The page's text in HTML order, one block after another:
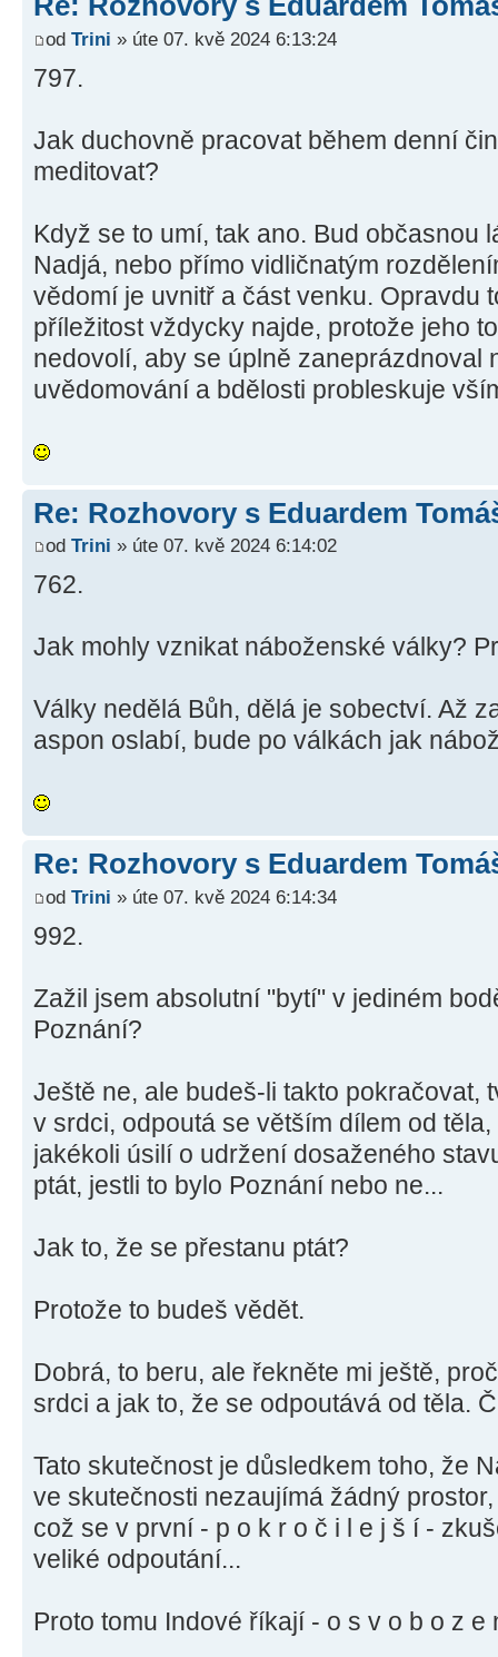
od Trini » úte 07. kvě 2024 6:13:24
797.
Jak duchovně pracovat během denní
meditovat?
Když se to umí, tak ano. Bud občasnou
Nadjá, nebo přímo vidličnatým
vědomí je uvnitř a část venku. Opravdu
příležitost vždycky najde, protože jeho
nedovolí, aby se úplně zaneprázdnoval
uvědomování a bdělosti probleskuje
Re: Rozhovory s Eduardem
od Trini » úte 07. kvě 2024 6:14:02
762.
Jak mohly vznikat náboženské války?
Války nedělá Bůh, dělá je sobectví. Až
aspon oslabí, bude po válkách jak
Re: Rozhovory s Eduardem
od Trini » úte 07. kvě 2024 6:14:34
992.
Zažil jsem absolutní "bytí" v jediném
Poznání?
Ještě ne, ale budeš-li takto pokračovat,
v srdci, odpoutá se větším dílem od
jakékoli úsilí o udržení dosaženého
ptát, jestli to bylo Poznání nebo ne...
Jak to, že se přestanu ptát?
Protože to budeš vědět.
Dobrá, to beru, ale řekněte mi ještě,
srdci a jak to, že se odpoutává od těla.
Tato skutečnost je důsledkem toho, že
ve skutečnosti nezaujímá žádný
což se v první - p o k r o č i l e j š í -
veliké odpoutání...
Proto tomu Indové říkají - o s v o b o z e